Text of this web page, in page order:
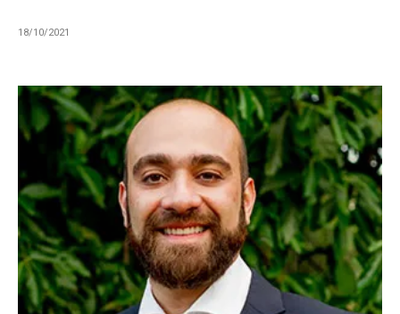
18/10/2021